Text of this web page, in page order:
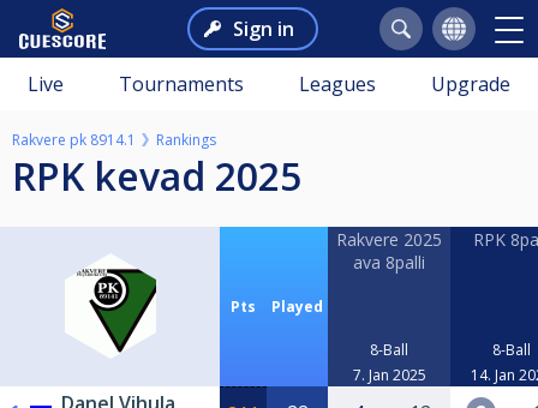
Sign in
Live Tournaments Leagues Upgrade
Rakvere pk 8914.1 Rankings
RPK kevad 2025
Pts Played
Rakvere 2025
ava 8palli
8-Ball
7. Jan 2025
RPK
8-Ball
14. Jan